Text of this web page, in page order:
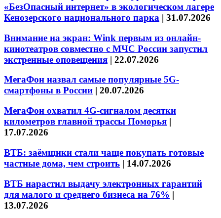
«БезОпасный интернет» в экологическом лагере
Кенозерского национального парка | 31.07.2026
Внимание на экран: Wink первым из онлайн-
кинотеатров совместно с МЧС России запустил
экстренные оповещения | 22.07.2026
МегаФон назвал самые популярные 5G-
смартфоны в России | 20.07.2026
МегаФон охватил 4G-сигналом десятки
километров главной трассы Поморья |
17.07.2026
ВТБ: заёмщики стали чаще покупать готовые
частные дома, чем строить | 14.07.2026
ВТБ нарастил выдачу электронных гарантий
для малого и среднего бизнеса на 76% |
13.07.2026